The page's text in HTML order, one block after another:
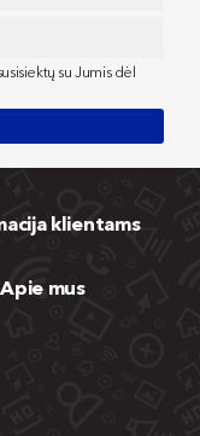
su Jumis dėl
klientams
Apie mus